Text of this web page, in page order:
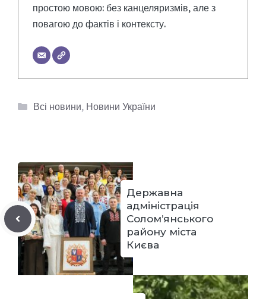
простою мовою: без канцеляризмів, але з
повагою до фактів і контексту.
Категорії
Всі новини, Новини України
Державна
адміністрація
Солом’янського
району міста
Києва